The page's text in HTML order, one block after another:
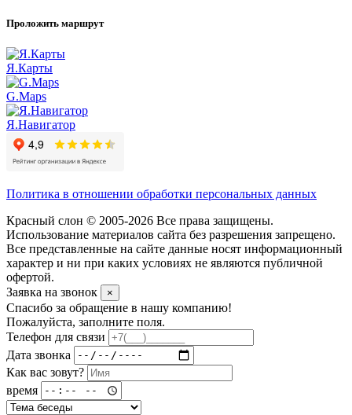
Проложить маршрут
Я.Карты
G.Maps
Я.Навигатор
Политика в отношении обработки персональных данных
Красный слон © 2005-2026 Все права защищены.
Использование материалов сайта без разрешения запрещено.
Все представленные на сайте данные носят информационный
характер и ни при каких условиях не являются публичной
офертой.
Заявка на звонок
×
Спасибо за обращение в нашу компанию!
Пожалуйста, заполните поля.
Телефон для связи
Дата звонка
Как вас зовут?
время